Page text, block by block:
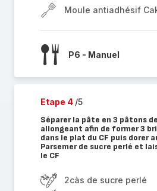
Moule antiadhésif
P6 - Manuel
Etape 4 /5
Séparer la pâte en 3 pâtons
allongeant afin de former 3
dans le plat du CF puis dorer
Parsemer de sucre perlé et
le CF
2càs de sucre perlé